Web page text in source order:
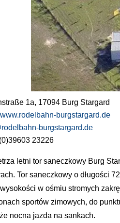
1a, 17094 Burg Stargard
burgstargard.de
burgstargard.de
23226
letni tor saneczkowy Burg
Tor saneczkowy o długości
w ośmiu stromych
sportów zimowych, do
nocna jazda na sankach.